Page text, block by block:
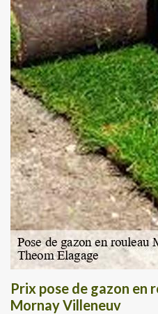
Prix pose de gazon en
Mornay Villeneuv